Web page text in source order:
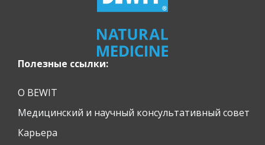
Полезные ссылки:
О BEWIT
Медицинский и научный консультативный совет
Карьера